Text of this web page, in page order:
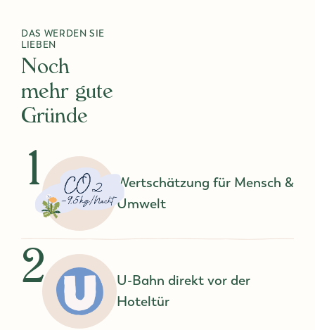
DAS WERDEN SIE
LIEBEN
Noch
mehr gute
Gründe
1
Wertschätzung für Mensch &
Umwelt
2
U-Bahn direkt vor der
Hoteltür